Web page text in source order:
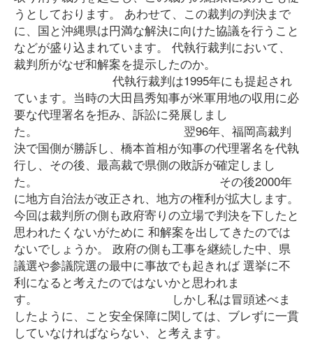
うとしております。 あわせて、この裁判の判決まで
に、国と沖縄県は円満な解決に向けた協議を行うこと
などが盛り込まれています。 代執行裁判において、
裁判所がなぜ和解案を提示したのか。
代執行裁判は1995年にも提起され
ています。当時の大田昌秀知事が米軍用地の収用に必
要な代理署名を拒み、訴訟に発展しまし
た。 翌96年、福岡高裁判
決で国側が勝訴し、橋本首相が知事の代理署名を代執
行し、その後、最高裁で県側の敗訴が確定しまし
た。 その後2000年
に地方自治法が改正され、地方の権利が拡大します。
今回は裁判所の側も政府寄りの立場で判決を下したと
思われたくないがために 和解案を出してきたのでは
ないでしょうか。 政府の側も工事を継続した中、県
議選や参議院選の最中に事故でも起きれば 選挙に不
利になると考えたのではないかと思われま
す。 しかし私は冒頭述べま
したように、こと安全保障に関しては、ブレずに一貫
していなければならない、と考えます。